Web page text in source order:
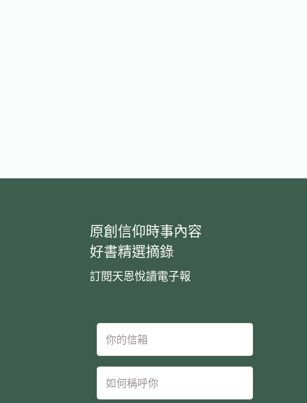
原創信仰時事內容
好書精選摘錄
訂閱天恩悅讀電子報